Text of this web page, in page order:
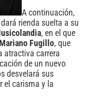
A continuación,
dará rienda suelta a su
, en el que
Mariano Fugillo, que
atractiva carrera
de un nuevo
desvelará sus
el carisma y la